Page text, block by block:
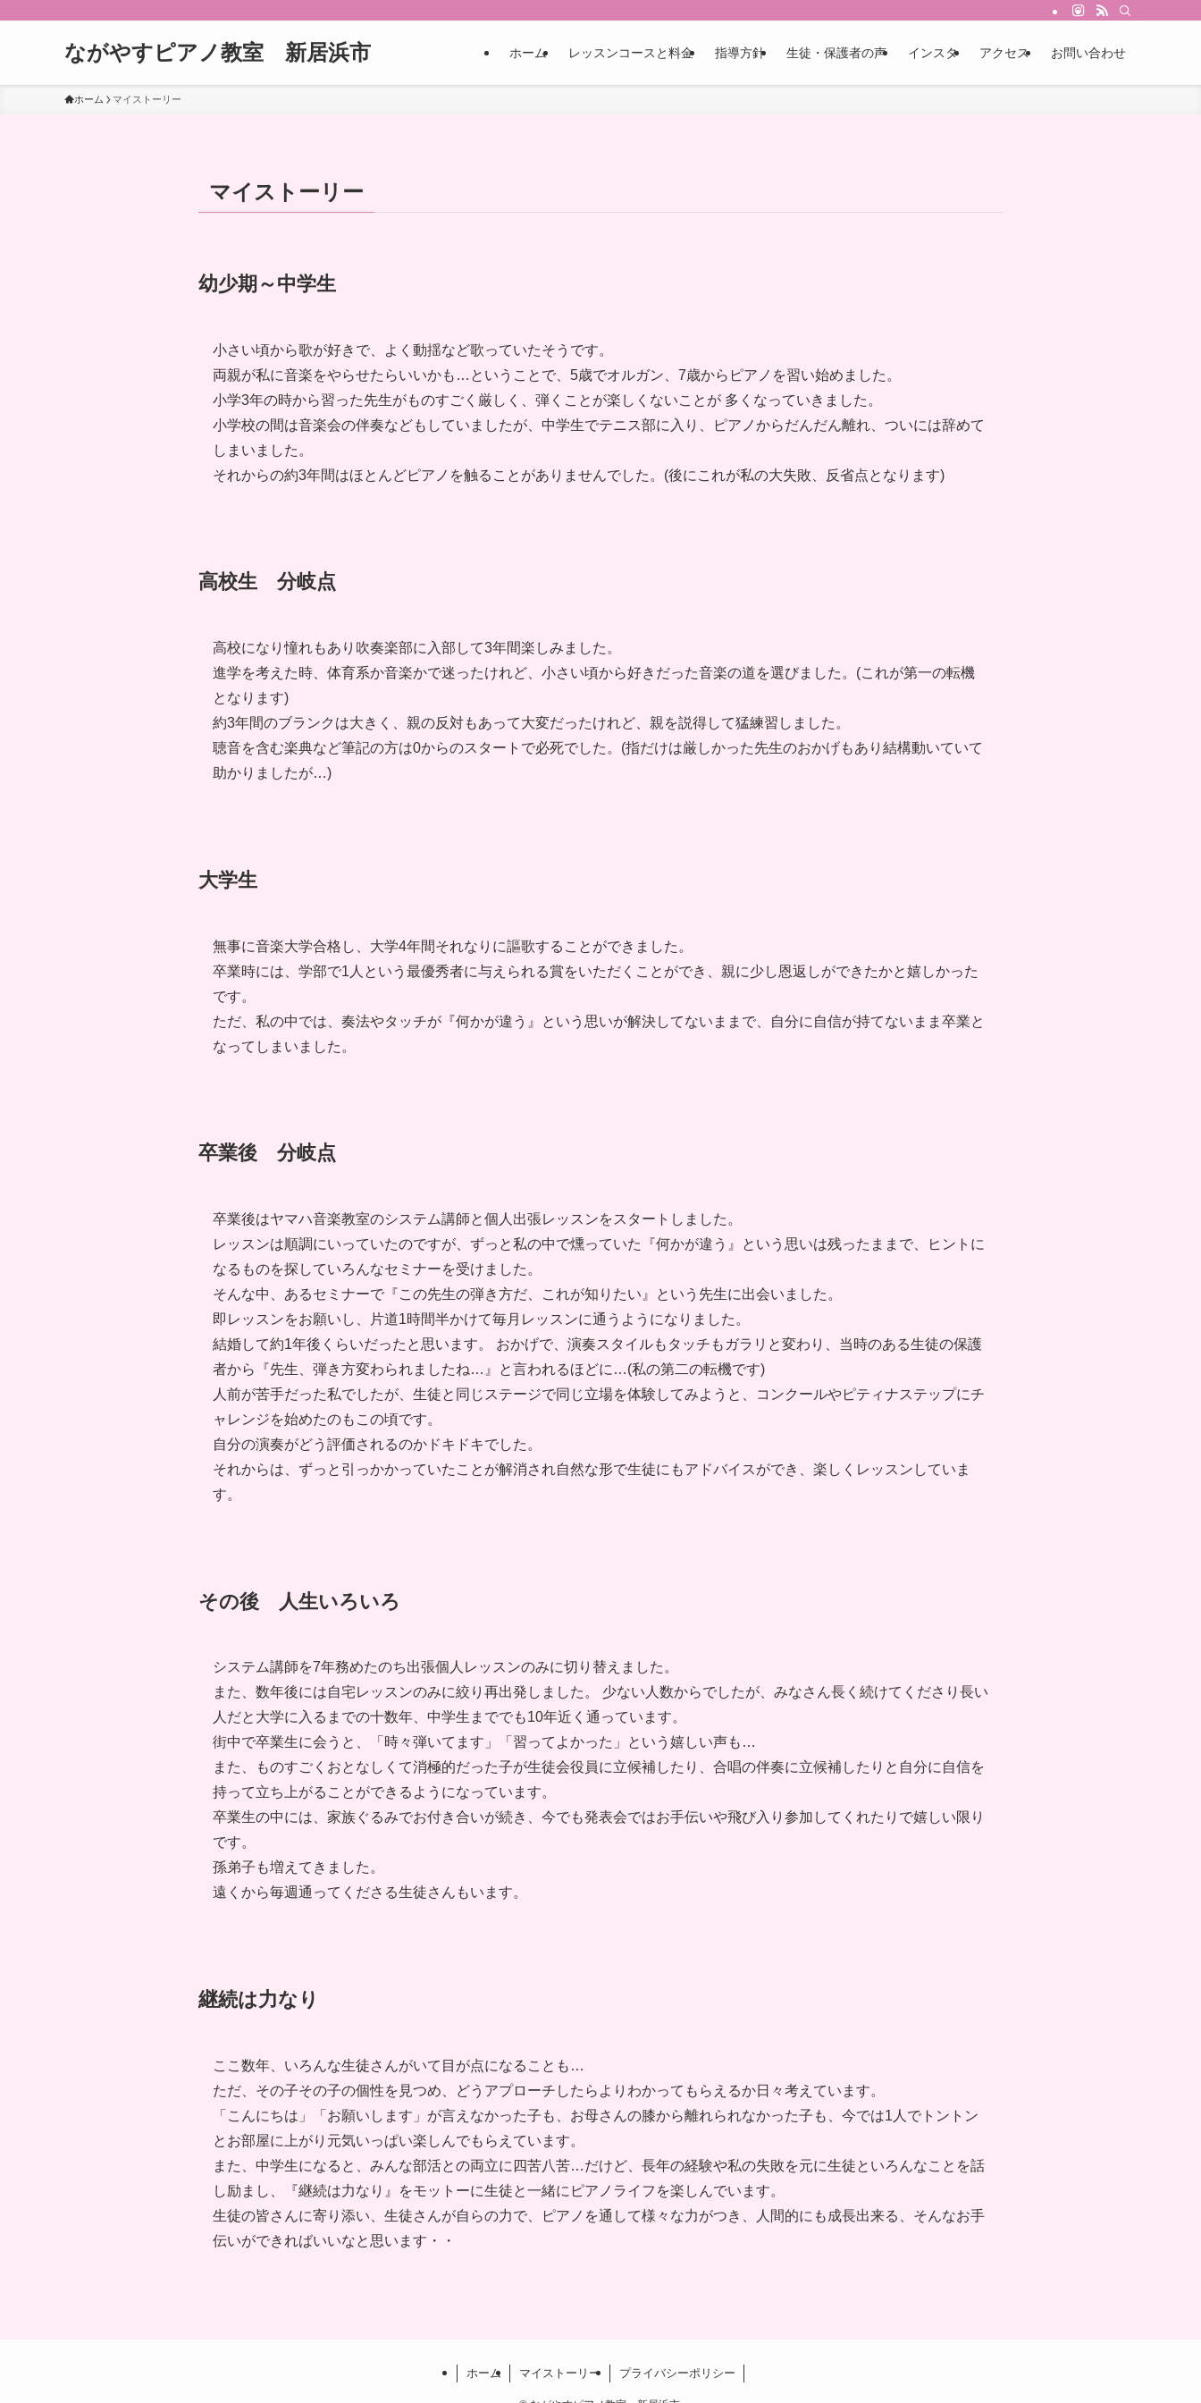
ながやすピアノ教室 新居浜市 ホーム レッスンコースと料金 指導方針 生徒・保護者の声 インスタ アクセス お問い合わせ
ホーム マイストーリー
マイストーリー
幼少期～中学生
小さい頃から歌が好きで、よく動揺など歌っていたそうです。
両親が私に音楽をやらせたらいいかも…ということで、5歳でオルガン、7歳からピアノを習い始めました。
小学3年の時から習った先生がものすごく厳しく、弾くことが楽しくないことが 多くなっていきました。
小学校の間は音楽会の伴奏などもしていましたが、中学生でテニス部に入り、ピアノからだんだん離れ、ついには辞めて
しまいました。
それからの約3年間はほとんどピアノを触ることがありませんでした。(後にこれが私の大失敗、反省点となります)
高校生 分岐点
高校になり憧れもあり吹奏楽部に入部して3年間楽しみました。
進学を考えた時、体育系か音楽かで迷ったけれど、小さい頃から好きだった音楽の道を選びました。(これが第一の転機
となります)
約3年間のブランクは大きく、親の反対もあって大変だったけれど、親を説得して猛練習しました。
聴音を含む楽典など筆記の方は0からのスタートで必死でした。(指だけは厳しかった先生のおかげもあり結構動いていて
助かりましたが…)
大学生
無事に音楽大学合格し、大学4年間それなりに謳歌することができました。
卒業時には、学部で1人という最優秀者に与えられる賞をいただくことができ、親に少し恩返しができたかと嬉しかった
です。
ただ、私の中では、奏法やタッチが『何かが違う️』という思いが解決してないままで、自分に自信が持てないまま卒業と
なってしまいました。
卒業後 分岐点
卒業後はヤマハ音楽教室のシステム講師と個人出張レッスンをスタートしました。
レッスンは順調にいっていたのですが、ずっと私の中で燻っていた『何かが違う』という思いは残ったままで、ヒントに
なるものを探していろんなセミナーを受けました。
そんな中、あるセミナーで『この先生の弾き方だ️、これが知りたい️』という先生に出会いました。
即レッスンをお願いし、片道1時間半かけて毎月レッスンに通うようになりました。
結婚して約1年後くらいだったと思います。 おかげで、演奏スタイルもタッチもガラリと変わり、当時のある生徒の保護
者から『先生、弾き方変わられましたね…』と言われるほどに…(私の第二の転機です)
人前が苦手だった私でしたが、生徒と同じステージで同じ立場を体験してみようと、コンクールやピティナステップにチ
ャレンジを始めたのもこの頃です。
自分の演奏がどう評価されるのかドキドキでした。
それからは、ずっと引っかかっていたことが解消され自然な形で生徒にもアドバイスができ、楽しくレッスンしていま
す。
その後 人生いろいろ
システム講師を7年務めたのち出張個人レッスンのみに切り替えました。
また、数年後には自宅レッスンのみに絞り再出発しました。 少ない人数からでしたが、みなさん長く続けてくださり長い
人だと大学に入るまでの十数年、中学生まででも10年近く通っています。
街中で卒業生に会うと、「時々弾いてます」「習ってよかった」という嬉しい声も…
また、ものすごくおとなしくて消極的だった子が生徒会役員に立候補したり、合唱の伴奏に立候補したりと自分に自信を
持って立ち上がることができるようになっています。
卒業生の中には、家族ぐるみでお付き合いが続き、今でも発表会ではお手伝いや飛び入り参加してくれたりで嬉しい限り
です。
孫弟子も増えてきました。
遠くから毎週通ってくださる生徒さんもいます。
継続は力なり
ここ数年、いろんな生徒さんがいて目が点になることも…
ただ、その子その子の個性を見つめ、どうアプローチしたらよりわかってもらえるか日々考えています。
「こんにちは」「お願いします」が言えなかった子も、お母さんの膝から離れられなかった子も、今では1人でトントン
とお部屋に上がり元気いっぱい楽しんでもらえています。
また、中学生になると、みんな部活との両立に四苦八苦…だけど、長年の経験や私の失敗を元に生徒といろんなことを話
し励まし、『継続は力なり』をモットーに生徒と一緒にピアノライフを楽しんでいます。
生徒の皆さんに寄り添い、生徒さんが自らの力で、ピアノを通して様々な力がつき、人間的にも成長出来る、そんなお手
伝いができればいいなと思います・・
ホーム マイストーリー プライバシーポリシー